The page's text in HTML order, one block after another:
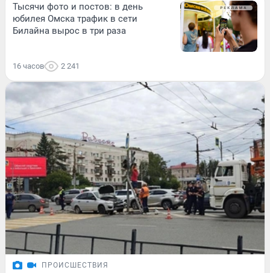
Тысячи фото и постов: в день
юбилея Омска трафик в сети
Билайна вырос в три раза
16 часов 2 241
ПРОИСШЕСТВИЯ